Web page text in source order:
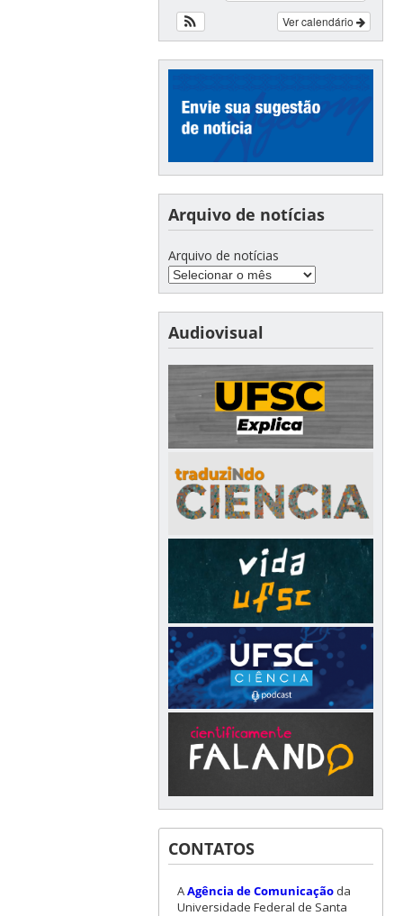
Ver calendário
Arquivo de notícias
Arquivo de notícias
Audiovisual
CONTATOS
AAgência de Comunicaçãoda
Universidade Federal de Santa